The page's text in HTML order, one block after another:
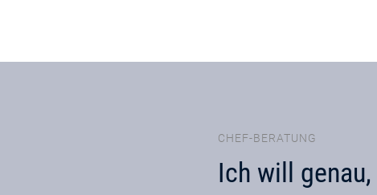
CHEF-BERATUNG
Ich will